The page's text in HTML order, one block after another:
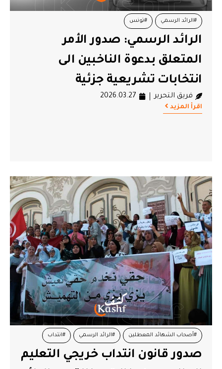
#الرائد الرسمي #تونس
الرائد الرسمي: صدور الأمر
المتعلق بدعوة الناخبين الى
انتخابات تشريعية جزئية
فريق التحرير 2026.03.27
اقرأ المزيد
#أصحاب الشهائد المعطلين #الرائد الرسمي #انتداب
#قانون
صدور قانون انتداب خريجي التعليم